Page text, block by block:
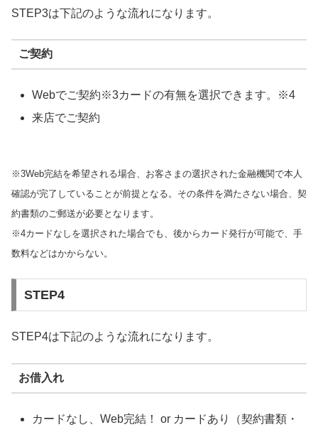
STEP3は下記のような流れになります。
ご契約
Webでご契約※3カードの有無を選択できます。※4
来店でご契約
※3Web完結を希望される場合、お客さまの選択された金融機関で本人
確認が完了していることが前提となる。その条件を満たさない場合、契
約書類のご郵送が必要となります。
※4カードなしを選択された場合でも、後からカード発行が可能で、手
数料などはかからない。
STEP4
STEP4は下記のような流れになります。
お借入れ
カードなし、Web完結！ or カードあり（契約書類・